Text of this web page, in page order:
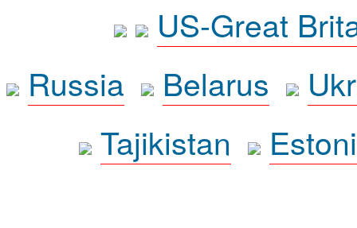
US-Great
Russia
Belarus
Tajikistan